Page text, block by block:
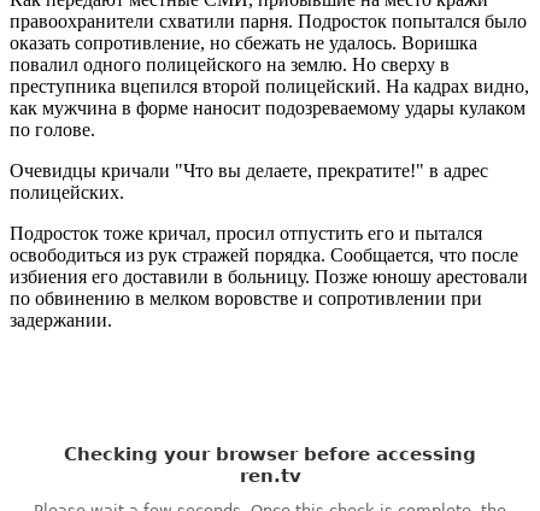
правоохранители схватили парня. Подросток попытался было
оказать сопротивление, но сбежать не удалось. Воришка
повалил одного полицейского на землю. Но сверху в
преступника вцепился второй полицейский. На кадрах видно,
как мужчина в форме наносит подозреваемому удары кулаком
по голове.
Очевидцы кричали "Что вы делаете, прекратите!" в адрес
полицейских.
Подросток тоже кричал, просил отпустить его и пытался
освободиться из рук стражей порядка. Сообщается, что после
избиения его доставили в больницу. Позже юношу арестовали
по обвинению в мелком воровстве и сопротивлении при
задержании.